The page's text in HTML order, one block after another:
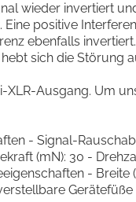
wieder invertiert
positive
ebenfalls
sich die Störung
Ausgang. Um
- Signal-
(mN): 30 -
- Breite
Gerätefüße